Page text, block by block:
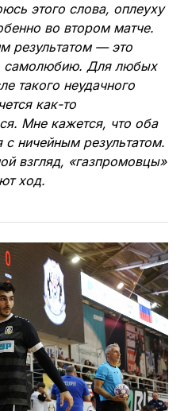
этого слова, оплеуху
во втором матче.
результатом — это
самолюбию. Для любых
такого неудачного
как-то
Мне кажется, что оба
с ничейным результатом.
взгляд, «газпромовцы»
ход.